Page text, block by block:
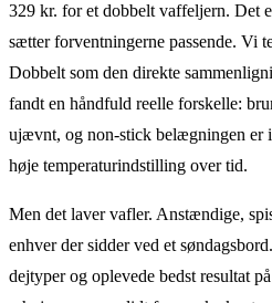
329 kr. for et dobbelt vaffeljern. Det
sætter forventningerne passende. Vi
Dobbelt som den direkte
fandt en håndfuld reelle forskelle:
ujævnt, og non-stick belægningen er
høje temperaturindstilling over tid.
Men det laver vafler. Anstændige,
enhver der sidder ved et
dejtyper og oplevede bedst resultat